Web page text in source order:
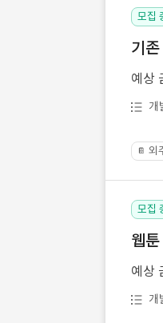
모집
기
예상
개
📔 외
모집
웹
예상
개